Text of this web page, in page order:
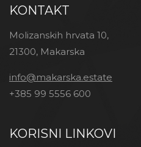
KONTAKT
Molizanskih hrvata 10,
21300, Makarska
info@makarska.estate
+385 99 5556 600
KORISNI LINKOVI